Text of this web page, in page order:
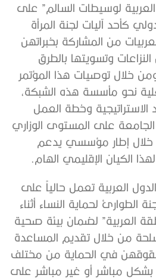
العربية لوسيطات السالم” على
كأحد آليات لجنة المرأة
من المشاركة بخبراتهن
وتسويتها بالطرق
خلال توصيات هذا المؤتمر
نحو مأسسة هذه الشبكة،
وخطة العمل
على المستوى الوزاري
، ومن خلال إطار مؤسسي يدعم
الكيان الإقليمي الهام.
العربية تعمل حالياً على
الطوارئ لحماية النساء أثناء
العربية” لضمان بيئة صحية
من خلال تقديم المساعدة
في الحماية من مختلف
بشكل مباشر أو غير مباشر على